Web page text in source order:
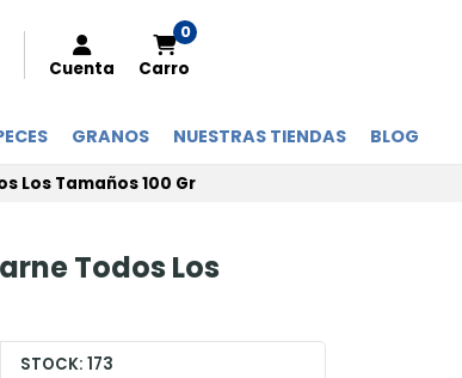
Cuenta
0
Carro
GRANOS NUESTRAS TIENDAS BLOG
Los Tamaños 100 Gr
Todos Los
STOCK: 173